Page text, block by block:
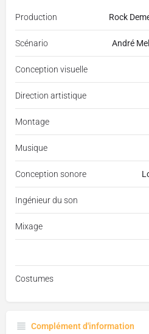
Production Rock
Scénario André
Conception visuelle
Direction artistique
Montage
Musique
Conception sonore
Ingénieur du son
Mixage
Costumes
Complément d'information